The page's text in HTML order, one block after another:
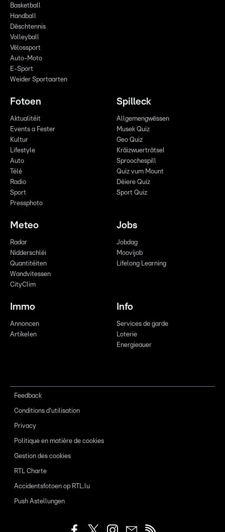
Basketball
Handball
Dëschtennis
Volleyball
Vëlossport
Auto-Moto
E-Sport
Weider Sportaarten
Fotoen
Aktualitéit
Events a Fester
Kultur
Lifestyle
Auto
Télé
Radio
Sport
Pressphoto
Spilleck
Allgemengwëssen
Musek Quiz
Geo Quiz
Kräizwuerträtsel
Sproochespill
Quiz vum Mount
Déiere Quiz
Sport Quiz
Meteo
Radar
Nidderschléi
Quantitéiten
Wandvitessen
CityClim
Jobs
Jobdag
Moovijob
Lifelong Learning
Immo
Annoncen
Artikelen
Info
Services de garde
Loterie
Energieauer
Feedback
Conditions d'utilisation
Privacy
Politique en matière de cookies
Gestion des cookies
RTL Charte
Accidentsfotoen op RTL.lu
Push Astellungen